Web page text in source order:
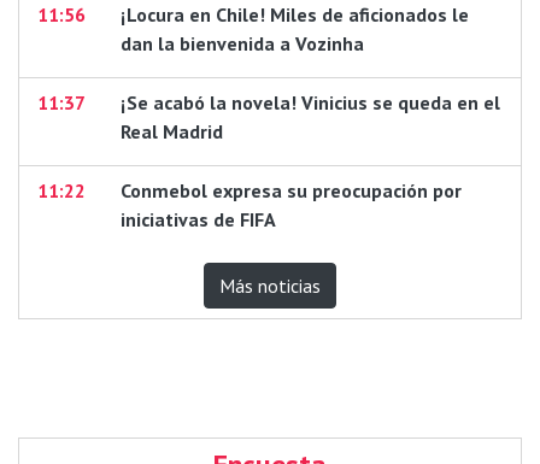
11:56
¡Locura en Chile! Miles de aficionados le
dan la bienvenida a Vozinha
11:37
¡Se acabó la novela! Vinicius se queda en el
Real Madrid
11:22
Conmebol expresa su preocupación por
iniciativas de FIFA
Más noticias